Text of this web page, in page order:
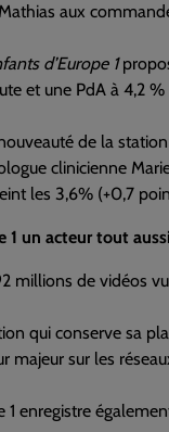
aux
d’Europe 1
et une PdA à 4,2
de la
clinicienne
les 3,6% (+0,7
1 un acteur tout
millions de vidéos
qui conserve sa
majeur sur les
1 enregistre